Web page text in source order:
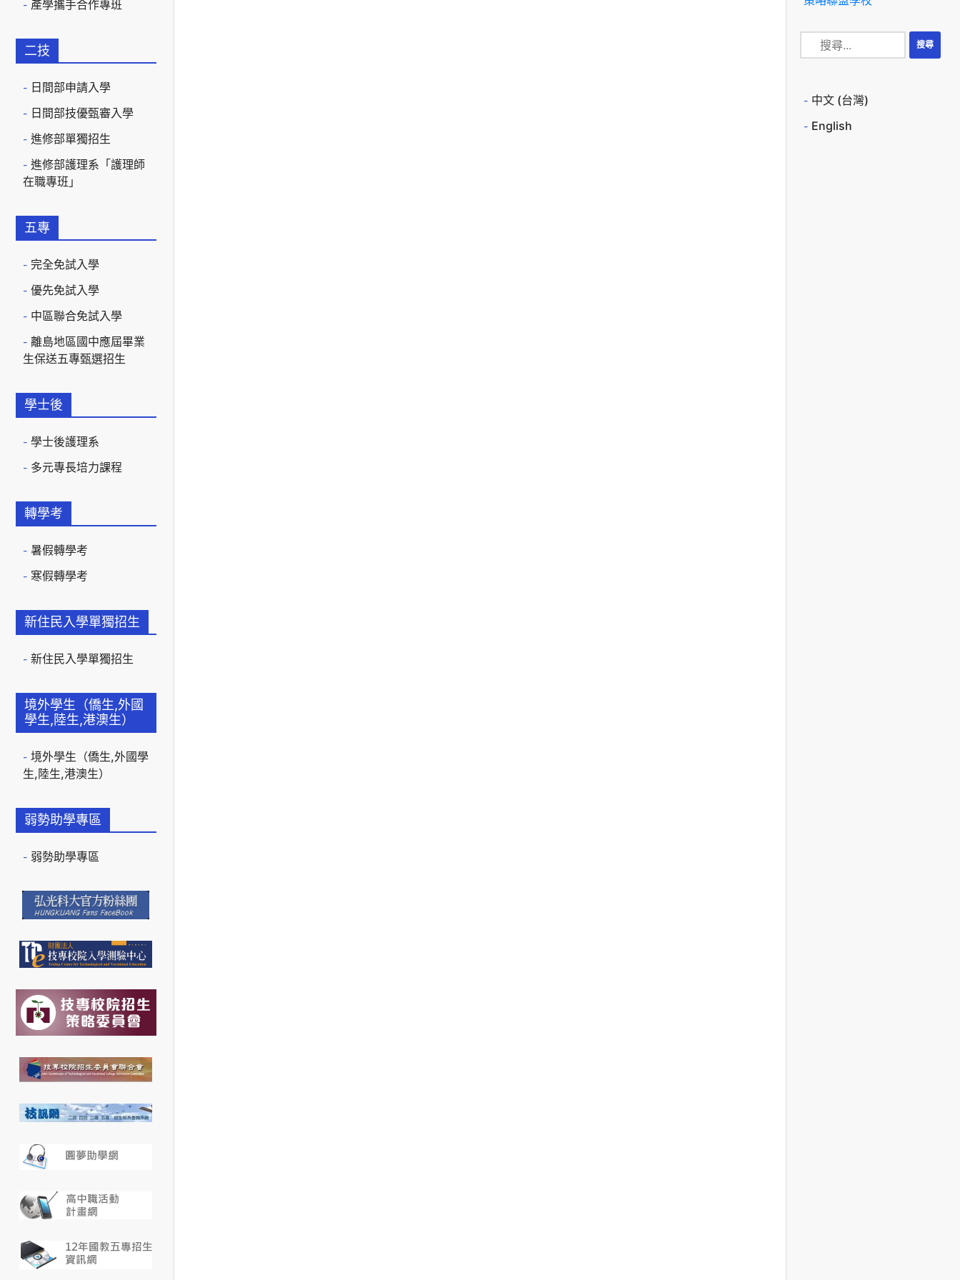
產學攜手合作專班
二技
日間部申請入學
日間部技優甄審入學
進修部單獨招生
進修部護理系「護理師
在職專班」
五專
完全免試入學
優先免試入學
中區聯合免試入學
離島地區國中應屆畢業
生保送五專甄選招生
學士後
學士後護理系
多元專長培力課程
轉學考
暑假轉學考
寒假轉學考
新住民入學單獨招生
新住民入學單獨招生
境外學生（僑生,外國
學生,陸生,港澳生）
境外學生（僑生,外國學
生,陸生,港澳生）
弱勢助學專區
弱勢助學專區
中文 (台灣)
English